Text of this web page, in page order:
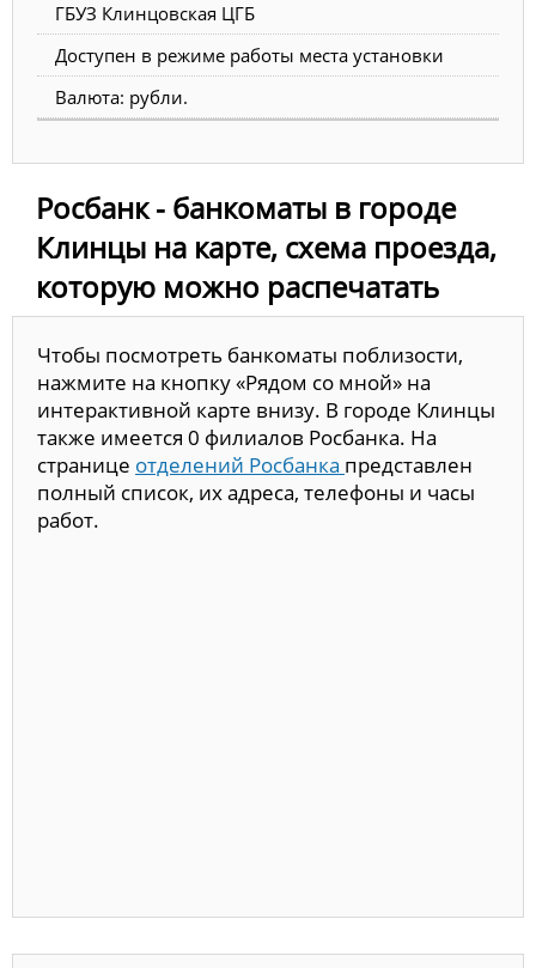
ГБУЗ Клинцовская ЦГБ
Доступен в режиме работы места установки
Валюта: рубли.
Росбанк - банкоматы в городе
Клинцы на карте, схема проезда,
которую можно распечатать
Чтобы посмотреть банкоматы поблизости,
нажмите на кнопку «Рядом со мной» на
интерактивной карте внизу. В городе Клинцы
также имеется 0 филиалов Росбанка. На
странице отделений Росбанка представлен
полный список, их адреса, телефоны и часы
работ.